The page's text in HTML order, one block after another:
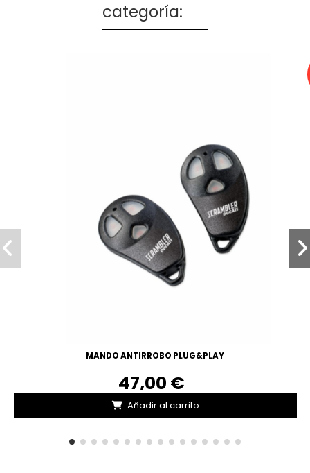
categoría:
MANDO ANTIRROBO PLUG&PLAY
47,00 €
Añadir al carrito